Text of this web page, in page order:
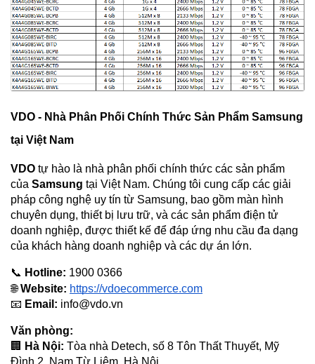
VDO - Nhà Phân Phối Chính Thức Sản Phẩm Samsung
tại Việt Nam
VDO tự hào là nhà phân phối chính thức các sản phẩm
của Samsung tại Việt Nam. Chúng tôi cung cấp các giải
pháp công nghệ uy tín từ Samsung, bao gồm màn hình
chuyên dụng, thiết bị lưu trữ, và các sản phẩm điện tử
doanh nghiệp, được thiết kế để đáp ứng nhu cầu đa dạng
của khách hàng doanh nghiệp và các dự án lớn.
📞 Hotline: 1900 0366
🌐 Website: https://vdoecommerce.com
📧 Email: info@vdo.vn
Văn phòng:
🏢
Hà Nội: Tòa nhà Detech, số 8 Tôn Thất Thuyết, Mỹ